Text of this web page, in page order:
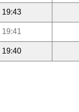
19:43
19:41
19:40